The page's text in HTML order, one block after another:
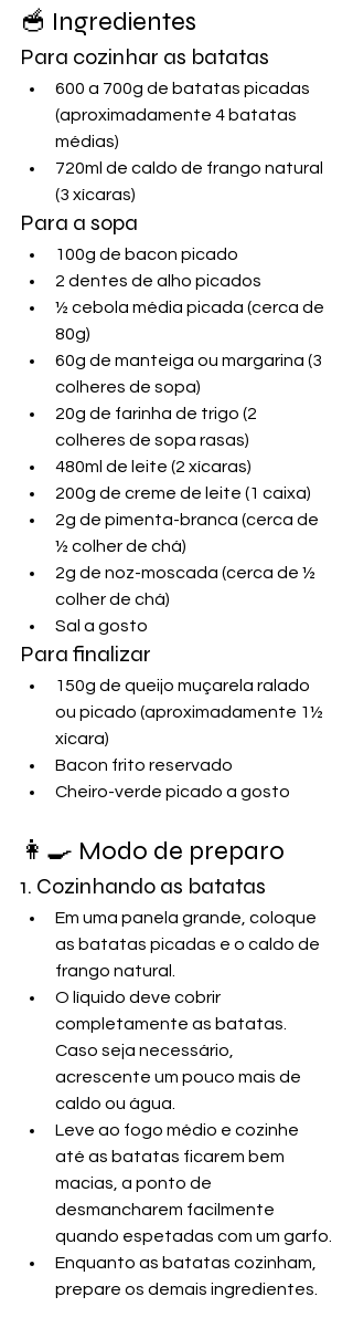
🥣 Ingredientes
Para cozinhar as batatas
600 a 700g de batatas picadas
(aproximadamente 4 batatas
médias)
720ml de caldo de frango natural
(3 xícaras)
Para a sopa
100g de bacon picado
2 dentes de alho picados
½ cebola média picada (cerca de
80g)
60g de manteiga ou margarina (3
colheres de sopa)
20g de farinha de trigo (2
colheres de sopa rasas)
480ml de leite (2 xícaras)
200g de creme de leite (1 caixa)
2g de pimenta-branca (cerca de
½ colher de chá)
2g de noz-moscada (cerca de ½
colher de chá)
Sal a gosto
Para finalizar
150g de queijo muçarela ralado
ou picado (aproximadamente 1½
xícara)
Bacon frito reservado
Cheiro-verde picado a gosto
👩‍🍳 Modo de preparo
1. Cozinhando as batatas
Em uma panela grande, coloque
as batatas picadas e o caldo de
frango natural.
O líquido deve cobrir
completamente as batatas.
Caso seja necessário,
acrescente um pouco mais de
caldo ou água.
Leve ao fogo médio e cozinhe
até as batatas ficarem bem
macias, a ponto de
desmancharem facilmente
quando espetadas com um garfo.
Enquanto as batatas cozinham,
prepare os demais ingredientes.